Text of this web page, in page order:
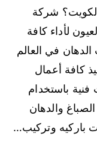
شركة
لأداء كافة
في العالم
كافة أعمال
فنية باستخدام
والدهان
باركيه وتركيب…